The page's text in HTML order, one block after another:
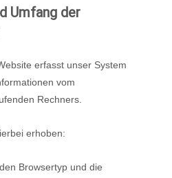
Umfang der
erfasst unser System
vom
Rechners.
erhoben:
Browsertyp und die